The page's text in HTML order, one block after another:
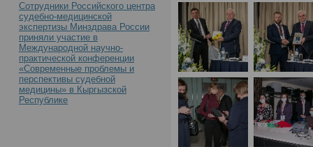
Сотрудники Российского центра
судебно-медицинской
экспертизы Минздрава России
приняли участие в
Международной научно-
практической конференции
«Современные проблемы и
перспективы судебной
медицины» в Кыргызской
Республике